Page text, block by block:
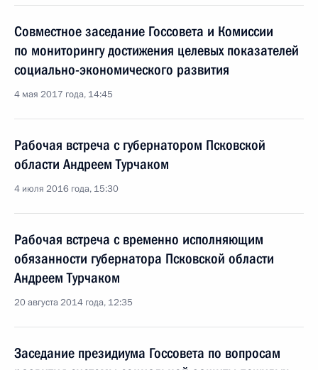
Совместное заседание Госсовета и Комиссии
по мониторингу достижения целевых показателей
социально-экономического развития
4 мая 2017 года, 14:45
Рабочая встреча с губернатором Псковской
области Андреем Турчаком
4 июля 2016 года, 15:30
Рабочая встреча с временно исполняющим
обязанности губернатора Псковской области
Андреем Турчаком
20 августа 2014 года, 12:35
Заседание президиума Госсовета по вопросам